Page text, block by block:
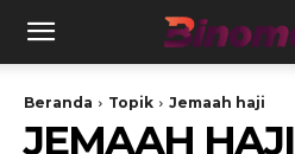
Beranda Topik Jemaah haji
JEMAAH HAJI